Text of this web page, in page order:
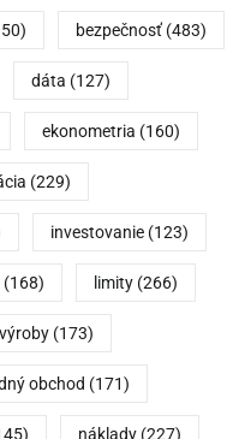
bezpečnosť (483)
dáta (127)
ekonometria (160)
(229)
investovanie (123)
(168) limity (266)
(173)
obchod (171)
náklady (227)